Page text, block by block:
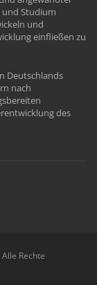
und Studium
und
einfließen zu
Deutschlands
nach
des
Rechte